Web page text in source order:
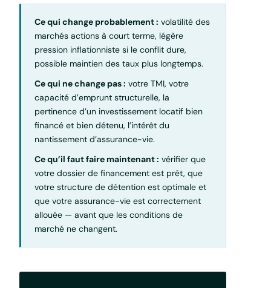
Ce qui change probablement : volatilité des
marchés actions à court terme, légère
pression inflationniste si le conflit dure,
possible maintien des taux plus longtemps.
Ce qui ne change pas : votre TMI, votre
capacité d’emprunt structurelle, la
pertinence d’un investissement locatif bien
financé et bien détenu, l’intérêt du
nantissement d’assurance-vie.
Ce qu’il faut faire maintenant : vérifier que
votre dossier de financement est prêt, que
votre structure de détention est optimale et
que votre assurance-vie est correctement
allouée — avant que les conditions de
marché ne changent.